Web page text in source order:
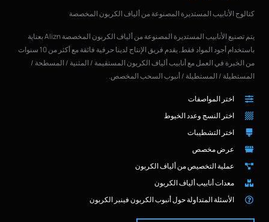
كتالوج الأنابيب المستديرة المصنوعة من ألياف الكربون المخصصة
يتم تصنيع الأنابيب المستديرة المصنوعة من ألياف الكربون المخصصة Alizn بعناية
باستخدام أجود المواد فقط. يقدم فريق الإنتاج لدينا حرفية فائقة مع أكثر من 10 سنوات
من الخبرة في العمل مع أنابيب ألياف الكربون المستقيمة / المثنية / المسطحة /
المستطيلة / المستطيلة / أنبوب السحب المخصص.
اختر المواصفات
اختر النسج وعدد الخيوط
اختر التشطيبات
عرض مخصص
عملية التخصيص من ألياف الكربون
معدات أنابيب ألياف الكربون
الأسئلة المتداولة حول أنبوب الكربون فينبر الكربون